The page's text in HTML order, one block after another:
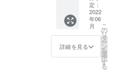
レン
ジ」を
ご確認
くださ
い。
早急に
ご連絡
致しま
す。 ※
初期不
良以外
に関す
る返
数が合
わな
かった
場合、
から
１ヶ月
で承り
ます(詳
細はお
問合せ
い) [お
届け予
方はご
希望リ
ターン
購入
メッ
セージ
レンズ
度数か
らお選
びくだ
さい。
【左右
専用
ケース
（1個）
・メガ
ネ拭き
[レンズ
スクエ
ア（ブ
ラウ
ン） 通
常価格
¥16,500
を 割引
価格
定：
2022
年06
月
詳細を見る
こ
の
リ
タ
ー
ン
を
選
択
す
る